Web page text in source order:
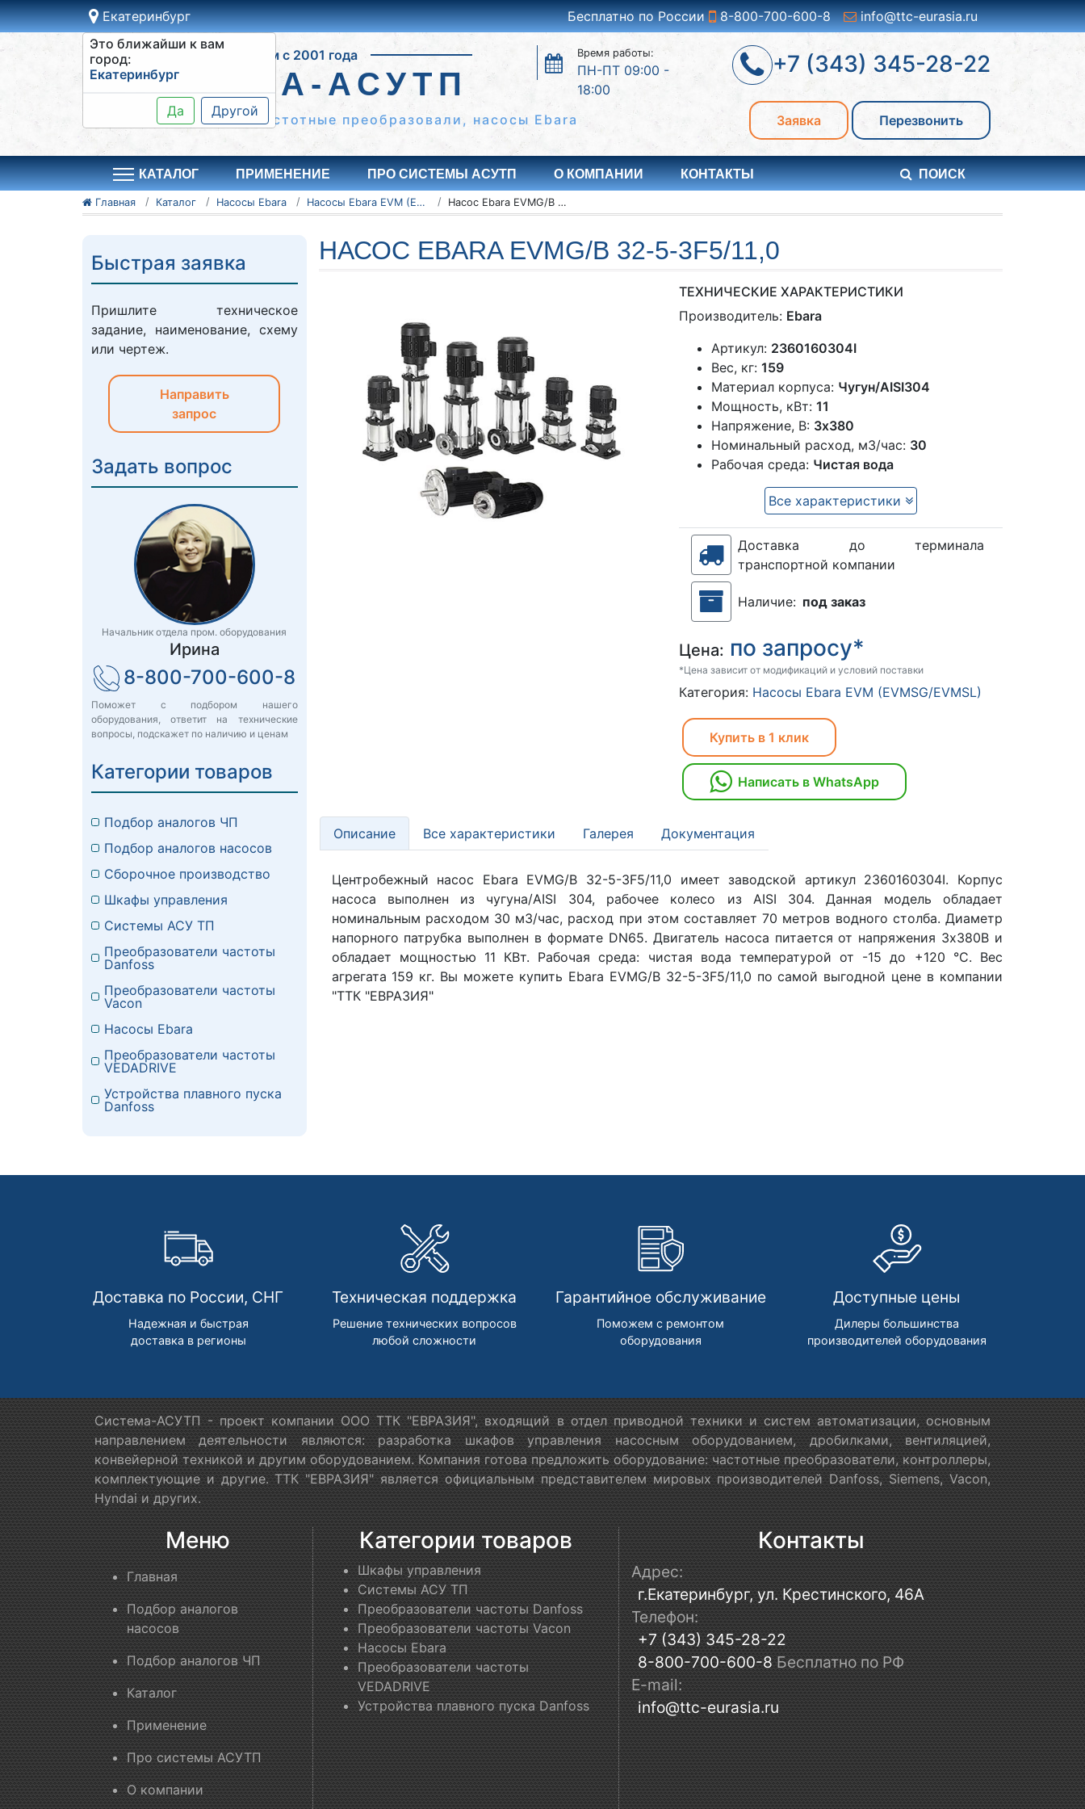
Екатеринбург
Это ближайши к вам
город:
Екатеринбург
Да Другой
Бесплатно по России 8-800-700-600-8 info@ttc-eurasia.ru
Работаем с 2001 года
СИСТЕМА-АСУТП
Время работы:
ПН-ПТ 09:00 -
18:00
Шкафы управления, частотные преобразовали, насосы Ebara
+7 (343) 345-28-22
Заявка Перезвонить
КАТАЛОГ ПРИМЕНЕНИЕ ПРО СИСТЕМЫ АСУТП О КОМПАНИИ КОНТАКТЫ ПОИСК
Главная Каталог Насосы Ebara Насосы Ebara EVM (EVMSG/EVMSL) Насос Ebara EVMG/B 32-5-3F5/11,0
НАСОС EBARA EVMG/B 32-5-3F5/11,0
ТЕХНИЧЕСКИЕ ХАРАКТЕРИСТИКИ
Производитель: Ebara
Артикул: 2360160304I
Вес, кг:159
Материал корпуса: Чугун/AISI304
Мощность, кВт:11
Напряжение, В: 3х380
Номинальный расход, м3/час: 30
Рабочая среда: Чистая вода
Все характеристики
Доставка до терминала
транспортной компании
Наличие: под заказ
Цена: по запросу*
*Цена зависит от модификаций и условий поставки
Категория: Насосы Ebara EVM (EVMSG/EVMSL)
Купить в 1 клик
Написать в WhatsApp
Описание Все характеристики Галерея Документация
Центробежный насос Ebara EVMG/B 32-5-3F5/11,0 имеет заводской артикул 2360160304I. Корпус
насоса выполнен из чугуна/AISI 304, рабочее колесо из AISI 304. Данная модель обладает
номинальным расходом 30 м3/час, расход при этом составляет 70 метров водного столба. Диаметр
напорного патрубка выполнен в формате DN65. Двигатель насоса питается от напряжения 3х380В и
обладает мощностью 11 КВт. Рабочая среда: чистая вода температурой от -15 до +120 °C. Вес
агрегата 159 кг. Вы можете купить Ebara EVMG/B 32-5-3F5/11,0 по самой выгодной цене в компании
"ТТК "ЕВРАЗИЯ"
Быстрая заявка
Пришлите техническое
задание, наименование, схему
или чертеж.
Направить
запрос
Задать вопрос
Начальник отдела пром. оборудования
Ирина
8-800-700-600-8
Поможет с подбором нашего
оборудования, ответит на технические
вопросы, подскажет по наличию и ценам
Категории товаров
Подбор аналогов ЧП
Подбор аналогов насосов
Сборочное производство
Шкафы управления
Системы АСУ ТП
Преобразователи частоты
Danfoss
Преобразователи частоты
Vacon
Насосы Ebara
Преобразователи частоты
VEDADRIVE
Устройства плавного пуска
Danfoss
Доставка по России, СНГ
Надежная и быстрая
доставка в регионы
Техническая поддержка
Решение технических вопросов
любой сложности
Гарантийное обслуживание
Поможем с ремонтом
оборудования
Доступные цены
Дилеры большинства
производителей оборудования
Система-АСУТП - проект компании ООО ТТК "ЕВРАЗИЯ", входящий в отдел приводной техники и систем автоматизации, основным
направлением деятельности являются: разработка шкафов управления насосным оборудованием, дробилками, вентиляцией,
конвейерной техникой и другим оборудованием. Компания готова предложить оборудование: частотные преобразователи, контроллеры,
комплектующие и другие. ТТК "ЕВРАЗИЯ" является официальным представителем мировых производителей Danfoss, Siemens, Vacon,
Hyndai и других.
Меню
Главная
Подбор аналогов
насосов
Подбор аналогов ЧП
Каталог
Применение
Про системы АСУТП
О компании
Категории товаров
Шкафы управления
Системы АСУ ТП
Преобразователи частоты Danfoss
Преобразователи частоты Vacon
Насосы Ebara
Преобразователи частоты
VEDADRIVE
Устройства плавного пуска Danfoss
Контакты
Адрес:
г.Екатеринбург, ул. Крестинского, 46А
Телефон:
+7 (343) 345-28-22
8-800-700-600-8 Бесплатно по РФ
E-mail:
info@ttc-eurasia.ru